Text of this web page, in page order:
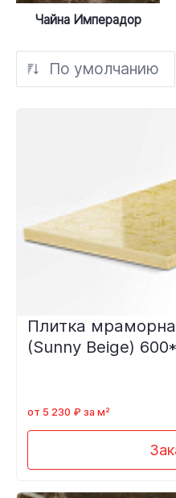
Чайна Имперадор
По умолчанию
Плитка
(Sunny Beige)
от 5 230 ₽ за м²